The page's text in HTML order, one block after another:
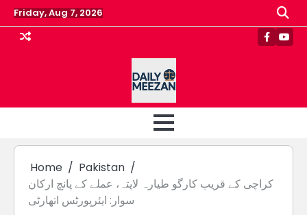
Skip
to
content
Friday, Aug 7, 2026
Home
Pakistan
کراچی کے قریب کارگو طیارہ لاپتہ، عملے کے پانچ ارکان
سوار: ایئرپورٹس اتھارٹی